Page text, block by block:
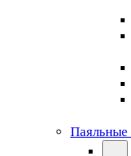
Паяльные